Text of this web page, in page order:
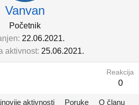
Vanvan
Početnik
22.06.2021.
aktivnost 25.06.2021.
Reakcija
0
aktivnosti Poruke O članu